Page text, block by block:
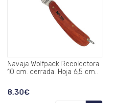
Navaja Wolfpack Recolectora
10 cm. cerrada. Hoja 6,5 cm..
8,30€